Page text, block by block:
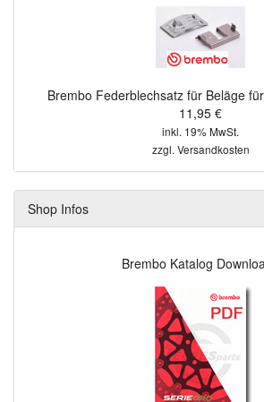
Brembo Federblechsatz für Beläge
11,95 €
inkl. 19% MwSt.
zzgl.Versandkosten
Shop Infos
Brembo Katalog